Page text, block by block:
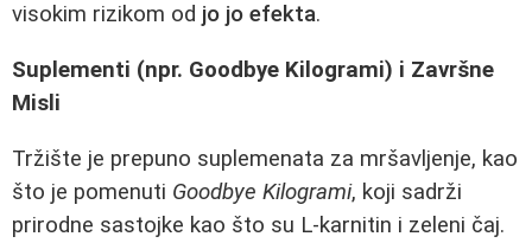
visokim rizikom od jo jo efekta.
Suplementi (npr. Goodbye Kilogrami) i Završne
Misli
Tržište je prepuno suplemenata za mršavljenje, kao
što je pomenuti Goodbye Kilogrami, koji sadrži
prirodne sastojke kao što su L-karnitin i zeleni čaj.